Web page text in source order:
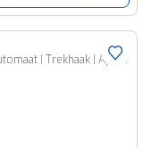
i20 1.0 T-GDI Premium MHEV Mild Hybride Automaat | Trekhaak | Apple Carplay/Android | Cruise control adapt | Navi | Led